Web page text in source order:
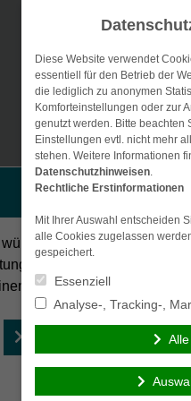
Vergleichsrechner
Persönliche
wünsche eine persönliche
und möchte Kontakt mit
Berater aufnehmen.
Diese Website verwendet
essentiell für den Betrieb der
die lediglich zu anonymen
Komforteinstellungen oder zur
genutzt werden. Bitte beachten
Einstellungen evtl. nicht mehr
stehen. Weitere Informationen
Datenschutzhinweisen.
Rechtliche Erstinformationen
Mit Ihrer Auswahl entscheiden
alle Cookies zugelassen
gespeichert.
Essenziell
Analyse-, Tracking-,